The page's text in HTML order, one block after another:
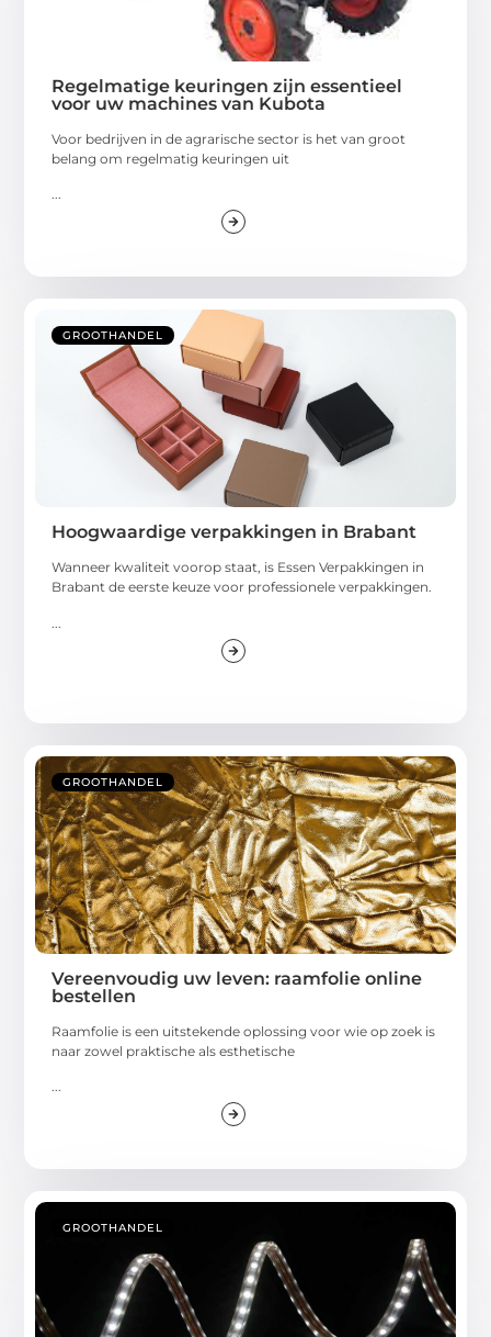
Regelmatige keuringen zijn essentieel
voor uw machines van Kubota
Voor bedrijven in de agrarische sector is het van groot
belang om regelmatig keuringen uit
...
GROOTHANDEL
Hoogwaardige verpakkingen in Brabant
Wanneer kwaliteit voorop staat, is Essen Verpakkingen in
Brabant de eerste keuze voor professionele verpakkingen.
GROOTHANDEL
Vereenvoudig uw leven: raamfolie online
bestellen
Raamfolie is een uitstekende oplossing voor wie op zoek is
naar zowel praktische als esthetische
...
GROOTHANDEL